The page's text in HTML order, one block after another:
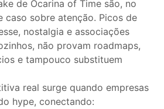
de Ocarina of Time são, no
caso sobre atenção. Picos de
nostalgia e associações
não provam roadmaps,
e tampouco substituem
real surge quando empresas
hype, conectando: